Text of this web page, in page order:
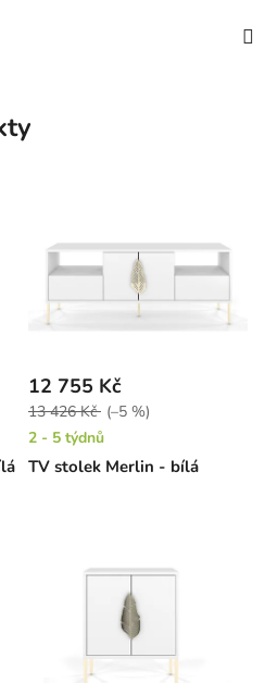
TV stolek Merlin - bílá
12 755 Kč
13 426 Kč (–5 %)
2 - 5 týdnů